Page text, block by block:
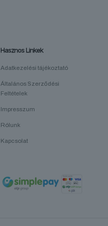
Hasznos Linkek
Adatkezelési tájékoztató
Általános Szerződési
Feltételek
Impresszum
Rólunk
Kapcsolat